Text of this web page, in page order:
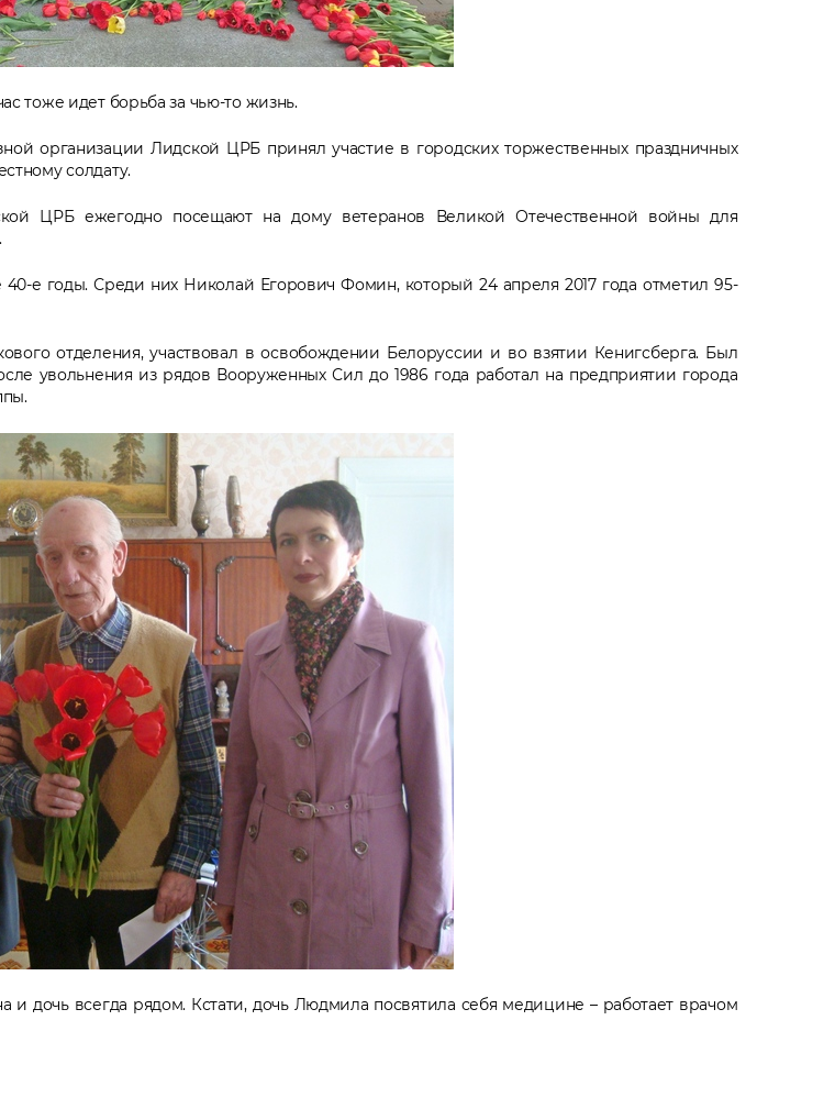
тоже идет борьба за чью-то жизнь.
организации Лидской ЦРБ принял участие в городских торжественных праздничных
солдату.
ЦРБ ежегодно посещают на дому ветеранов Великой Отечественной войны для
е годы. Среди них Николай Егорович Фомин, который 24 апреля 2017 года отметил 95-
отделения, участвовал в освобождении Белоруссии и во взятии Кенигсберга. Был
увольнения из рядов Вооруженных Сил до 1986 года работал на предприятии города
дочь всегда рядом. Кстати, дочь Людмила посвятила себя медицине – работает врачом